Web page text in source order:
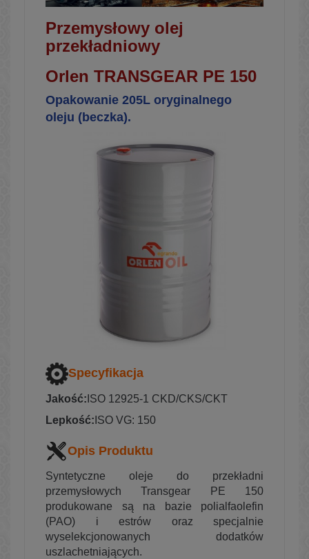
Przemysłowy olej
przekładniowy
Orlen TRANSGEAR PE 150
Opakowanie 205L oryginalnego
oleju (beczka).
Specyfikacja
Jakość: ISO 12925-1 CKD/CKS/CKT
Lepkość: ISO VG: 150
Opis Produktu
Syntetyczne oleje do przekładni
przemysłowych Transgear PE 150
produkowane są na bazie polialfaolefin
(PAO) i estrów oraz specjalnie
wyselekcjonowanych dodatków
uszlachetniających.